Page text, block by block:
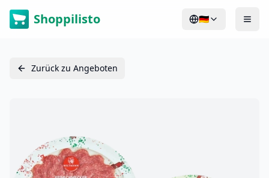
Shoppilisto 🇩🇪
Zurück zu Angeboten